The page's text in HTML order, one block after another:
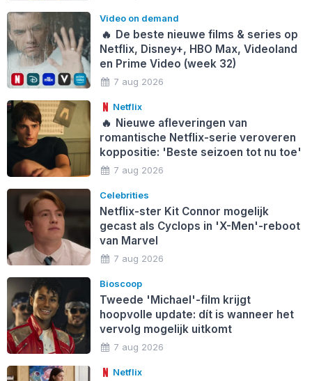
Video on demand
🔥 De beste nieuwe films & series op
Netflix, Disney+, HBO Max, Videoland
en Prime Video (week 32)
7 aug 2026
Netflix
🔥 Nieuwe afleveringen van
romantische Netflix-serie veroveren
koppositie: 'Beste seizoen tot nu toe'
7 aug 2026
Celebrities
Netflix-ster Kit Connor mogelijk
gecast als Cyclops in 'X-Men'-reboot
van Marvel
7 aug 2026
Bioscoop
Tweede 'Michael'-film krijgt
hoopvolle update: dít is wanneer het
vervolg mogelijk uitkomt
7 aug 2026
Netflix